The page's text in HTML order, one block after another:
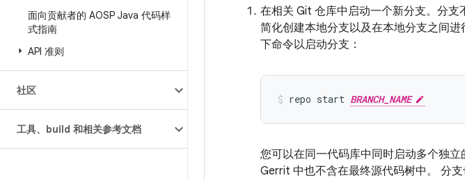
面向贡献者的 AOSP Java 代码样
式指南
API 准则
社区
工具、build 和相关参考文档
在相关 Git 仓库中启动一个新分支。分
简化创建本地分支以及在本地分支之间
下命令以启动分支：
repo start BRANCH_NAME
您可以在同一代码库中同时启动多个独立
Gerrit 中也不含在最终源代码树中。 分